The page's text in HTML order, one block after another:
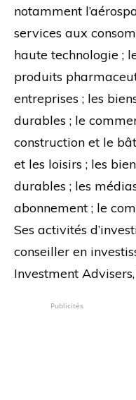
notamment
services aux
haute technologie ;
produits
entreprises ; les
durables ; le
construction et le
et les loisirs ; les
durables ; les
abonnement ; le
Ses activités
conseiller en
Investment Advisers,
Publicités